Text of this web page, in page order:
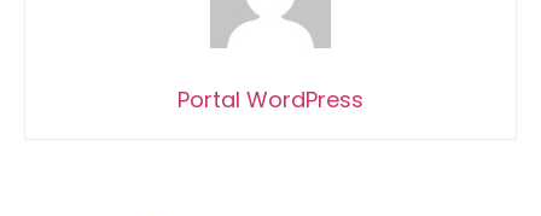
Portal WordPress